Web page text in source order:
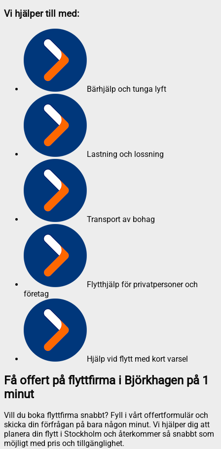
Vi hjälper till med:
Bärhjälp och tunga lyft
Lastning och lossning
Transport av bohag
Flytthjälp för privatpersoner och
företag
Hjälp vid flytt med kort varsel
Få offert på flyttfirma i Björkhagen på 1
minut
Vill du boka flyttfirma snabbt? Fyll i vårt offertformulär och
skicka din förfrågan på bara någon minut. Vi hjälper dig att
planera din flytt i Stockholm och återkommer så snabbt som
möjligt med pris och tillgänglighet.